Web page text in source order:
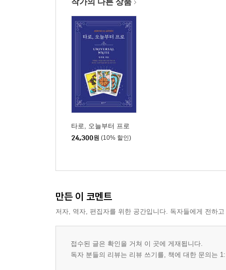
5. 심볼론 카드 78장의 조합 46
Ⅳ 메이저 카드의 이해
메이저 카드(1번-12번) 점성학적 의미 핵심 정리 50
Ⅴ 달 카드의 이해
13번-23번 132
Ⅵ 태양 카드의 이해
34번-78번 220
Ⅷ 실전 상담 사례
작가의 다른 상품
타로, 오늘부터 프로
24,300원 (10% 할인)
만든 이 코멘트
저자, 역자, 편집자를 위한 공간입니다. 독자들에게 전하
접수된 글은 확인을 거쳐 이 곳에 게재됩니다.
독자 분들의 리뷰는 리뷰 쓰기를, 책에 대한 문의는